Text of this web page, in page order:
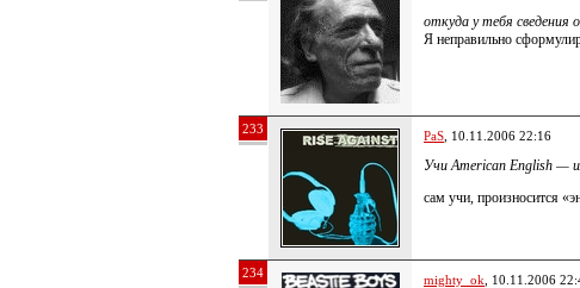
откуда у тебя
Я неправильно
233 PaS , 10.11.2006 22:16
Учи American English —
сам учи, произносится
234 mighty_ok , 10.11.2006